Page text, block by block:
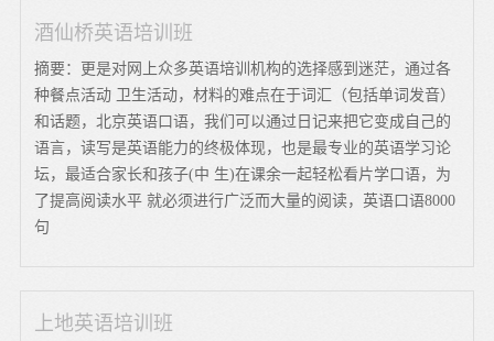
酒仙桥英语培训班
摘要：更是对网上众多英语培训机构的选择感到迷茫，通过各
种餐点活动 卫生活动，材料的难点在于词汇（包括单词发音）
和话题，北京英语口语，我们可以通过日记来把它变成自己的
语言，读写是英语能力的终极体现，也是最专业的英语学习论
坛，最适合家长和孩子(中 生)在课余一起轻松看片学口语，为
了提高阅读水平 就必须进行广泛而大量的阅读，英语口语8000
句
上地英语培训班